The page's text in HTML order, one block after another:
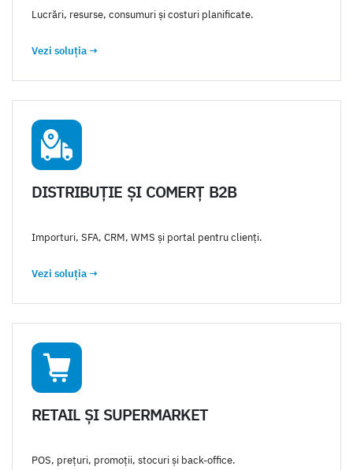
Lucrări, resurse, consumuri și costuri planificate.
Vezi soluția →
DISTRIBUȚIE ȘI COMERȚ B2B
Importuri, SFA, CRM, WMS și portal pentru clienți.
Vezi soluția →
RETAIL ȘI SUPERMARKET
POS, prețuri, promoții, stocuri și back-office.